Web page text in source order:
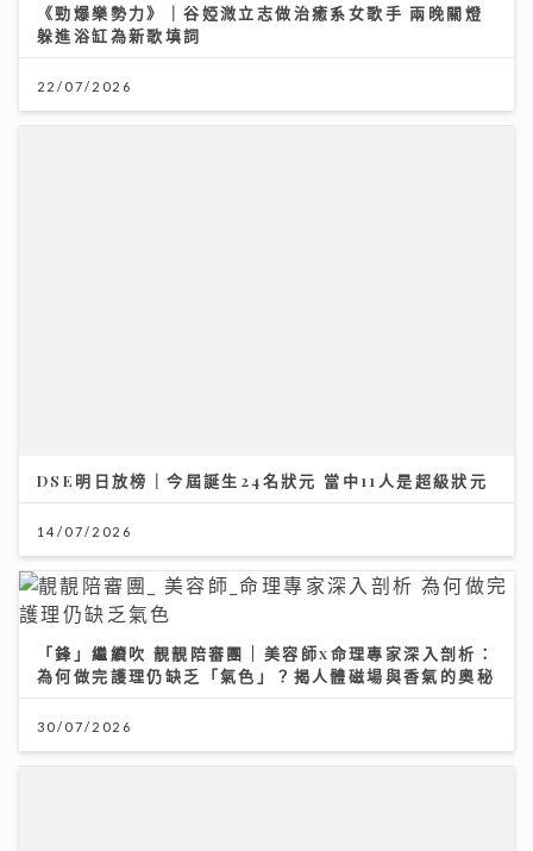
《勁爆樂勢力》｜谷婭溦立志做治癒系女歌手 兩晚關燈
躲進浴缸為新歌填詞
22/07/2026
DSE明日放榜｜今屆誕生24名狀元 當中11人是超級狀元
14/07/2026
「鋒」繼續吹 靚靚陪審團 | 美容師x命理專家深入剖析：
為何做完護理仍缺乏「氣色」？揭人體磁場與香氣的奧秘
30/07/2026